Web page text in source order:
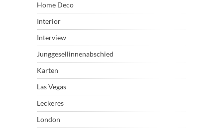
Home Deco
Interior
Interview
Junggesellinnenabschied
Karten
Las Vegas
Leckeres
London